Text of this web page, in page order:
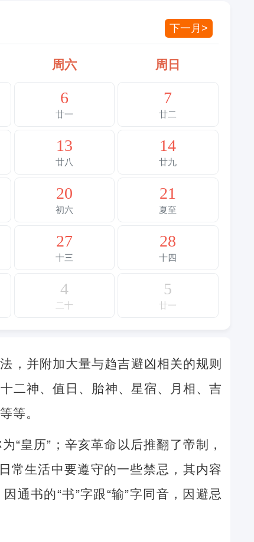
下一月>
周六 周日
6
廿一
7
廿二
13
廿八
14
廿九
20
初六
21
夏至
27
十三
28
十四
4
二十
5
廿一
，并附加大量与趋吉避凶相关的规则
二神、值日、胎神、星宿、月相、吉
等。
“皇历”；辛亥革命以后推翻了帝制，
常生活中要遵守的一些禁忌，其内容
通书的“书”字跟“输”字同音，因避忌